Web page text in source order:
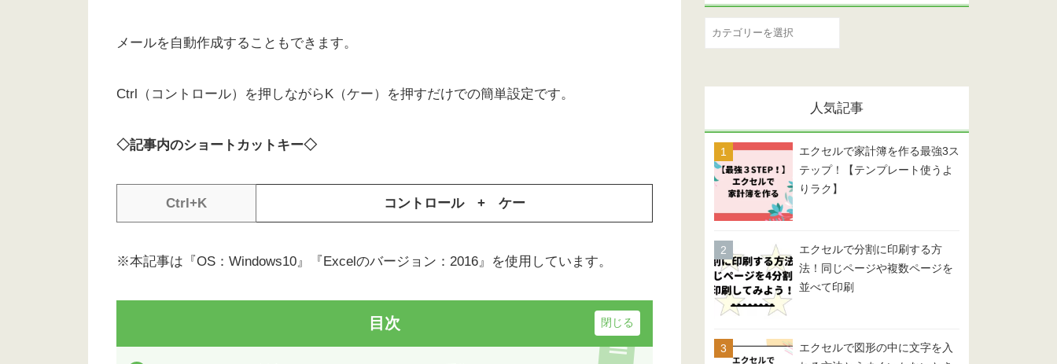
メールを自動作成することもできます。
Ctrl（コントロール）を押しながらK（ケー）を押すだけでの簡単設定です。
◇記事内のショートカットキー◇
Ctrl+K コントロール + ケー
※本記事は『OS：Windows10』『Excelのバージョン：2016』を使用しています。
目次
カ
リ
人気記事
エクセルで家計簿を作る最強3ス
テップ！【テンプレート使うよ
りラク】
エクセルで分割に印刷する方
法！同じページや複数ページを
並べて印刷
エクセルで図形の中に文字を入